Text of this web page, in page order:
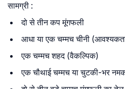
सामग्री :
दो से तीन कप मूंगफली
आधा या एक चम्मच चीनी
एक चम्मच शहद (वैकल्पिक)
एक चौथाई चम्मच या चुटकी-भर